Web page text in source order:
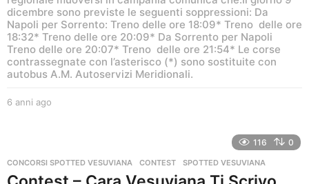
dicembre sono previste le seguenti soppressioni: Da
Napoli per Sorrento: Treno delle ore 18:09* Treno delle ore
18:32* Treno delle ore 20:09* Da Sorrento per Napoli
Treno delle ore 20:07* Treno delle ore 21:54* Le corse
contrassegnate con l’asterisco (*) sono sostituite con
autobus A.M. Autoservizi Meridionali.
6 anni ago
a
g
116 0
CONCORSI SPOTTED VESUVIANA CONTEST ,SPOTTED VESUVIANA